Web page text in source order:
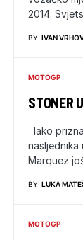
2014.
BY IVAN
MOTOGP
STONER
Iako
nasljednika
Marquez
BY LUKA
MOTOGP